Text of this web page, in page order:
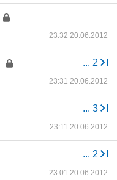
23:32 20.06.2012
... 2
23:31 20.06.2012
... 3
23:11 20.06.2012
... 2
23:01 20.06.2012